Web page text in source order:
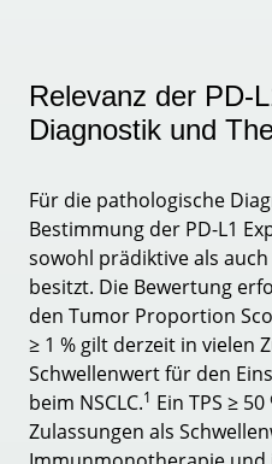
Relevanz der PD-
Diagnostik und
Für die pathologische
Bestimmung der PD-L1
sowohl prädiktive als
besitzt. Die Bewertung
den Tumor Proportion
≥ 1 % gilt derzeit in vielen
Schwellenwert für den
beim NSCLC.1 Ein TPS ≥
Zulassungen als